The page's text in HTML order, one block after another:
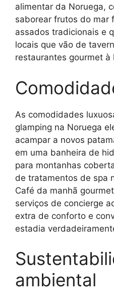
alimentar da Noruega,
saborear frutos do mar
assados tradicionais e
locais que vão de
restaurantes gourmet à
As comodidades
glamping na Noruega
acampar a novos
em uma banheira de
para montanhas
de tratamentos de spa
Café da manhã
serviços de concierge
extra de conforto e
estadia
ambiental